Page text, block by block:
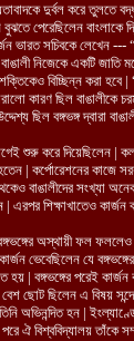
দুর্বল করে তুলতে
বুঝতে পেরেছিলেন
ভারত সচিবকে লেখেন
নিজেকে একটি জাতি
বিচ্ছিন্ন করা হবে
কারণ ছিল বাঙালীকে
ছিল বঙ্গভঙ্গ দ্বারা
শুরু করে দিয়েছিলেন |
হতেন | কর্পোরেশনের কাজে
বাঙালীদের সংখ্যা
শিক্ষাখাতেও কার্জন
অস্থায়ী ফল ফললেও
ভেবেছিলেন যে
হয় | বঙ্গভঙ্গের পরেই
ছোট ছিলেন এ বিষয়
অভিনন্দিত হন |
ঐ বিশ্ববিদ্যালয় তাঁকে